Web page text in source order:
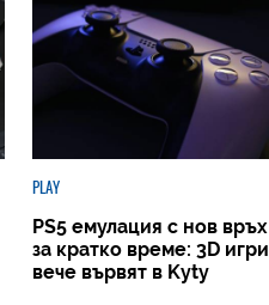
PLAY
PS5 емулация с нов връх
за кратко време: 3D игри
вече вървят в Kyty